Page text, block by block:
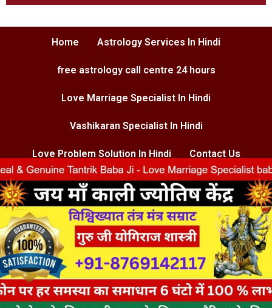
Home Astrology Services In Hindi
free astrology call centre 24 hours
Love Marriage Specialist In Hindi
Vashikaran Specialist In Hindi
Love Problem Solution In Hindi Contact Us